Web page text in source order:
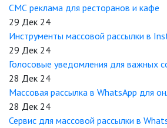
СМС реклама для ресторанов и кафе
29 Дек 24
Инструменты массовой рассылки в
29 Дек 24
Голосовые уведомления для важных
28 Дек 24
Массовая рассылка в WhatsApp для
28 Дек 24
Сервис для массовой рассылки в